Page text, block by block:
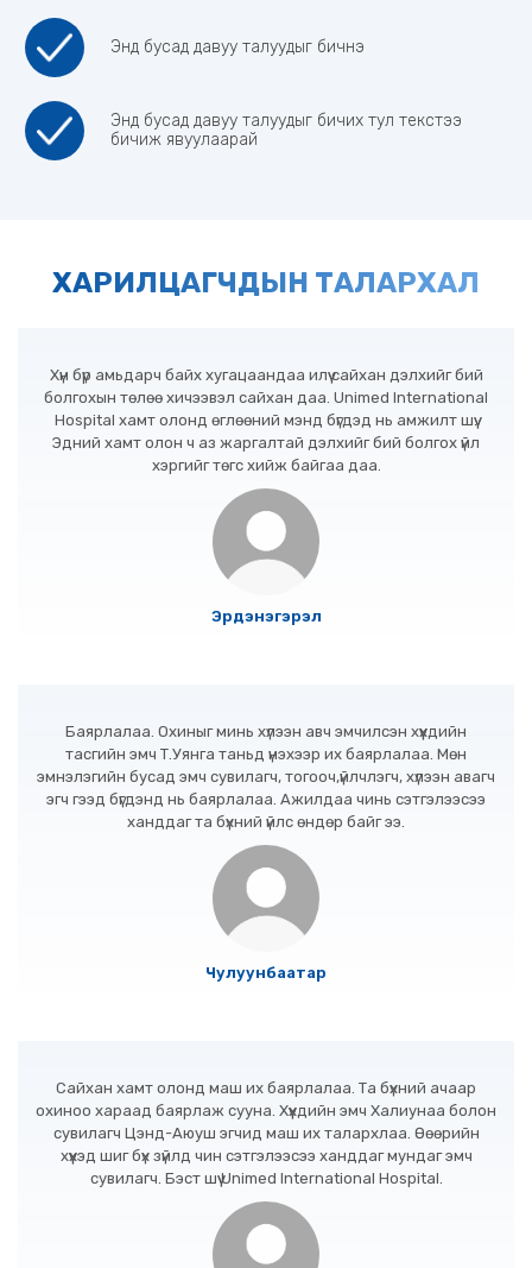
Энд бусад давуу талуудыг бичнэ
Энд бусад давуу талуудыг бичих тул текстээ
бичиж явуулаарай
ХАРИЛЦАГЧДЫН ТАЛАРХАЛ
Эрдэнэгэрэл
Хүн бүр амьдарч байх хугацаандаа илүү сайхан дэлхийг бий
болгохын төлөө хичээвэл сайхан даа. Unimed International
Hospital хамт олонд өглөөний мэнд бүгдэд нь амжилт шүү.
Эдний хамт олон ч аз жаргалтай дэлхийг бий болгох үйл
хэргийг төгс хийж байгаа даа.
Чулуунбаатар
Баярлалаа. Охиныг минь хүлээн авч эмчилсэн хүүхдийн
тасгийн эмч Т.Уянга таньд үнэхээр их баярлалаа. Мөн
эмнэлэгийн бусад эмч сувилагч, тогооч,үйлчлэгч, хүлээн авагч
эгч гээд бүгдэнд нь баярлалаа. Ажилдаа чинь сэтгэлээсээ
ханддаг та бүхний үйлс өндөр байг ээ.
Сайхан хамт олонд маш их баярлалаа. Та бүхний ачаар
охиноо хараад баярлаж сууна. Хүүхдийн эмч Халиунаа болон
сувилагч Цэнд-Аюуш эгчид маш их талархлаа. Өөөрийн
хүүхэд шиг бүх зүйлд чин сэтгэлээсээ ханддаг мундаг эмч
сувилагч. Бэст шүү Unimed International Hospital.